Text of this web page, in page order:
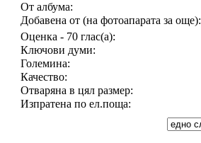
От албума:
Добавена от (на фотоапарата за още):
Оценка - 70 глас(а):
Ключови думи:
Големина:
Качество:
Отваряна в цял размер:
Изпратена по ел.поща: